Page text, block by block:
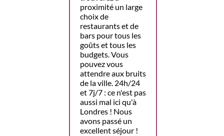
proximité un large
choix de
restaurants et de
bars pour tous les
goûts et tous les
budgets. Vous
pouvez vous
attendre aux bruits
de la ville. 24h/24
et 7j/7 : ce n'est pas
aussi mal ici qu'à
Londres ! Nous
avons passé un
excellent séjour !